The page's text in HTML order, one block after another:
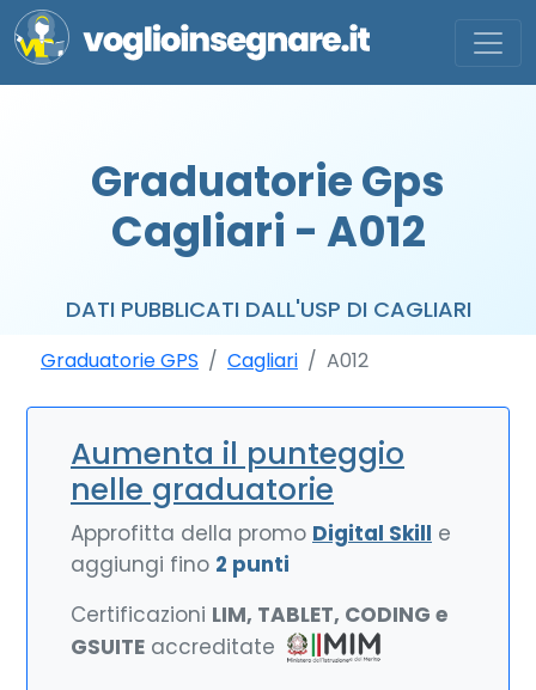
Graduatorie Gps
Cagliari - A012
DATI PUBBLICATI DALL'USP DI CAGLIARI
Graduatorie GPS Cagliari A012
Aumenta il punteggio
nelle graduatorie
Approfitta della promo Digital Skill e
aggiungi fino 2 punti
Certificazioni LIM, TABLET, CODING e
GSUITE accreditate